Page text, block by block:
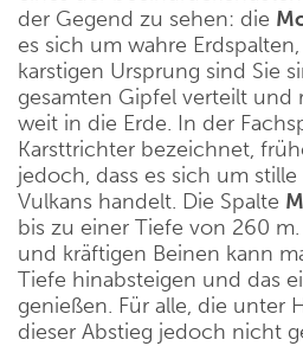
der Gegend zu sehen: die
es sich um wahre
karstigen Ursprung sind Sie
gesamten Gipfel verteilt und
weit in die Erde. In der
Karsttrichter bezeichnet,
jedoch, dass es sich um
Vulkans handelt. Die Spalte
bis zu einer Tiefe von 260
und kräftigen Beinen kann
Tiefe hinabsteigen und das
genießen. Für alle, die unter
dieser Abstieg jedoch nicht